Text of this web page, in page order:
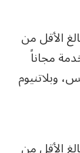
للمبالغ الأقل من
مجاناً
وبلاتنيوم